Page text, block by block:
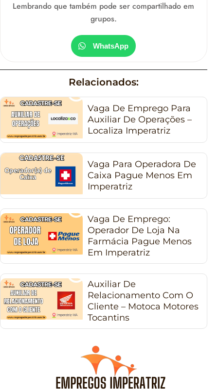
Lembrando que também pode ser compartilhado em
grupos.
WhatsApp
Relacionados:
Vaga De Emprego Para
Auxiliar De Operações –
Localiza Imperatriz
Vaga Para Operadora De
Caixa Pague Menos Em
Imperatriz
Vaga De Emprego:
Operador De Loja Na
Farmácia Pague Menos
Em Imperatriz
Auxiliar De
Relacionamento Com O
Cliente – Motoca Motores
Tocantins